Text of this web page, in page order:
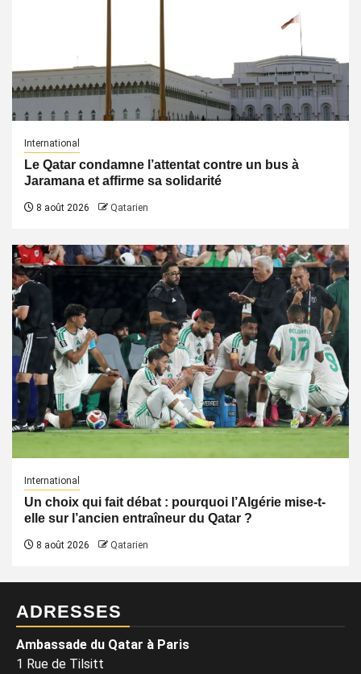
International
Le Qatar condamne l’attentat contre un bus à
Jaramana et affirme sa solidarité
8 août 2026 Qatarien
International
Un choix qui fait débat : pourquoi l’Algérie mise-t-
elle sur l’ancien entraîneur du Qatar ?
8 août 2026 Qatarien
ADRESSES
Ambassade du Qatar à Paris
1 Rue de Tilsitt